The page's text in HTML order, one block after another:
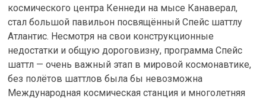
космического центра Кеннеди на мысе Канаверал,
стал большой павильон посвящённый Спейс шаттлу
Атлантис. Несмотря на свои конструкционные
недостатки и общую дороговизну, программа Спейс
шаттл — очень важный этап в мировой космонавтике,
без полётов шаттлов была бы невозможна
Международная космическая станция и многолетняя